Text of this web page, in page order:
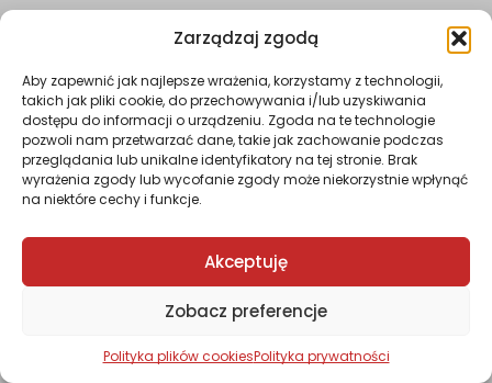
Zarządzaj zgodą
Aby zapewnić jak najlepsze wrażenia, korzystamy z technologii,
takich jak pliki cookie, do przechowywania i/lub uzyskiwania
dostępu do informacji o urządzeniu. Zgoda na te technologie
pozwoli nam przetwarzać dane, takie jak zachowanie podczas
przeglądania lub unikalne identyfikatory na tej stronie. Brak
wyrażenia zgody lub wycofanie zgody może niekorzystnie wpłynąć
na niektóre cechy i funkcje.
Akceptuję
Zobacz preferencje
Polityka plików cookiesPolityka prywatności